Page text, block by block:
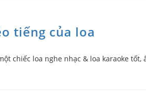
tiếng của loa
chiếc loa nghe nhạc & loa karaoke